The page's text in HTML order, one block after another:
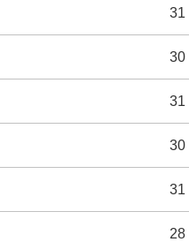
31
30
31
30
31
28